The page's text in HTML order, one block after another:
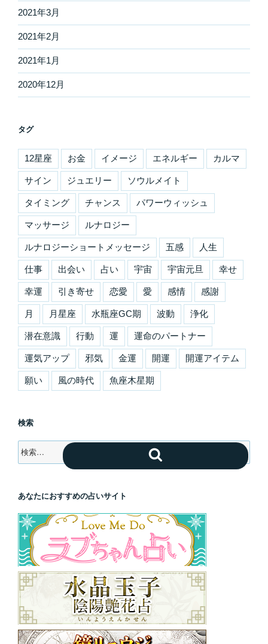
2021年3月
2021年2月
2021年1月
2020年12月
タグ
12星座 お金 イメージ エネルギー カルマ
サイン ジュエリー ソウルメイト
タイミング チャンス パワーウィッシュ
マッサージ ルナロジー
ルナロジーショートメッセージ 五感 人生
仕事 出会い 占い 宇宙 宇宙元旦 幸せ
幸運 引き寄せ 恋愛 愛 感情 感謝
月 月星座 水瓶座GC期 波動 浄化
潜在意識 行動 運 運命のパートナー
運気アップ 邪気 金運 開運 開運アイテム
願い 風の時代 魚座木星期
検索
検
索:
索
あなたにおすすめの占いサイト